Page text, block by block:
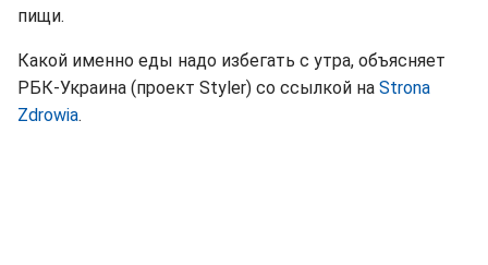
пищи.
Какой именно еды надо избегать с утра, объясняет
РБК-Украина (проект Styler) со ссылкой на Strona
Zdrowia.